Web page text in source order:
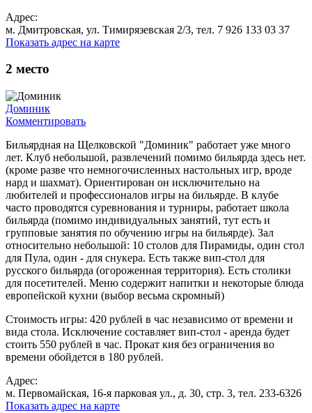
Адрес:
м. Дмитровская, ул. Тимирязевская 2/3, тел. 7 926 133 03 37
Показать адрес на карте
2 место
Доминик
Комментировать
Бильярдная на Щелковской "Доминик" работает уже много
лет. Клуб небольшой, развлечений помимо бильярда здесь нет.
(кроме разве что немногочисленных настольных игр, вроде
нард и шахмат). Ориентирован он исключительно на
любителей и профессионалов игры на бильярде. В клубе
часто проводятся суревнования и турниры, работает школа
бильярда (помимо индивидуальных занятий, тут есть и
групповые занятия по обучению игры на бильярде). Зал
относительно небольшой: 10 столов для Пирамиды, один стол
для Пула, один - для снукера. Есть также вип-стол для
русского бильярда (огороженная территория). Есть столики
для посетителей. Меню содержит напитки и некоторые блюда
европейской кухни (выбор весьма скромный)
Стоимость игры: 420 рублей в час независимо от времени и
вида стола. Исключение составляет вип-стол - аренда будет
стоить 550 рублей в час. Прокат кия без ограничения во
времени обойдется в 180 рублей.
Адрес:
м. Первомайская, 16-я парковая ул., д. 30, стр. 3, тел. 233-6326
Показать адрес на карте